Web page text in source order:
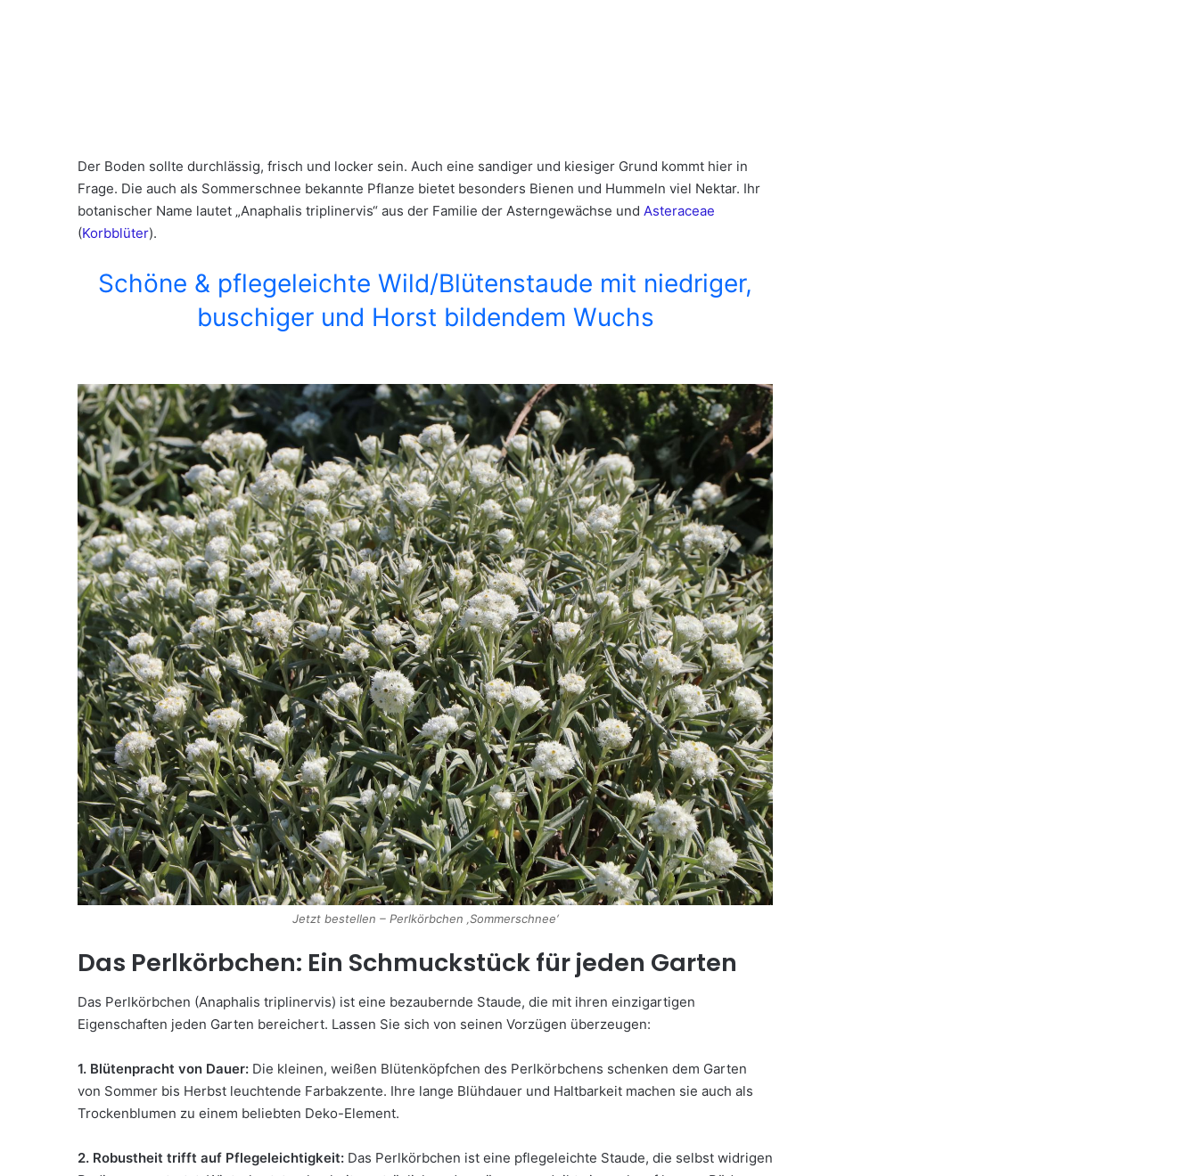
Der Boden sollte durchlässig, frisch und locker sein. Auch eine sandiger und kiesiger Grund kommt hier in
Frage. Die auch als Sommerschnee bekannte Pflanze bietet besonders Bienen und Hummeln viel Nektar. Ihr
botanischer Name lautet „Anaphalis triplinervis“ aus der Familie der Asterngewächse und Asteraceae
(Korbblüter).
Schöne & pflegeleichte Wild/Blütenstaude mit niedriger,
buschiger und Horst bildendem Wuchs
Jetzt bestellen – Perlkörbchen ‚Sommerschnee‘
Das Perlkörbchen: Ein Schmuckstück für jeden Garten
Das Perlkörbchen (Anaphalis triplinervis) ist eine bezaubernde Staude, die mit ihren einzigartigen
Eigenschaften jeden Garten bereichert. Lassen Sie sich von seinen Vorzügen überzeugen:
1. Blütenpracht von Dauer: Die kleinen, weißen Blütenköpfchen des Perlkörbchens schenken dem Garten
von Sommer bis Herbst leuchtende Farbakzente. Ihre lange Blühdauer und Haltbarkeit machen sie auch als
Trockenblumen zu einem beliebten Deko-Element.
2. Robustheit trifft auf Pflegeleichtigkeit: Das Perlkörbchen ist eine pflegeleichte Staude, die selbst widrigen